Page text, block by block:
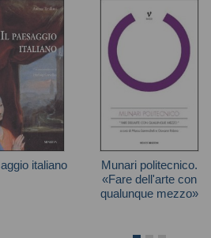
italiano
Munari politecnico.
«Fare dell'arte con
qualunque mezzo»